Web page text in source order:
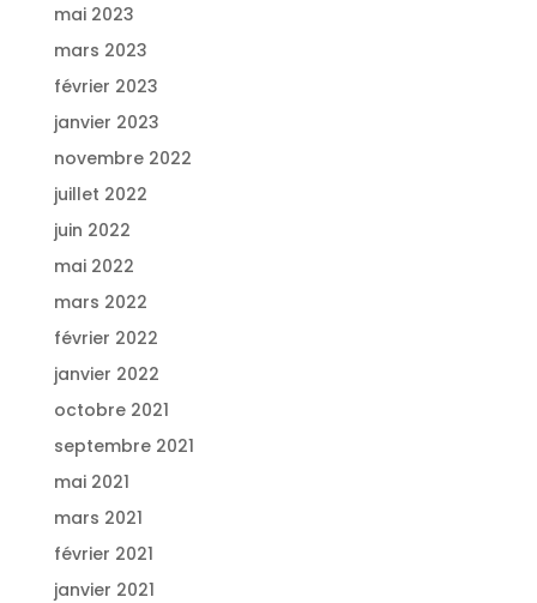
mai 2023
mars 2023
février 2023
janvier 2023
novembre 2022
juillet 2022
juin 2022
mai 2022
mars 2022
février 2022
janvier 2022
octobre 2021
septembre 2021
mai 2021
mars 2021
février 2021
janvier 2021